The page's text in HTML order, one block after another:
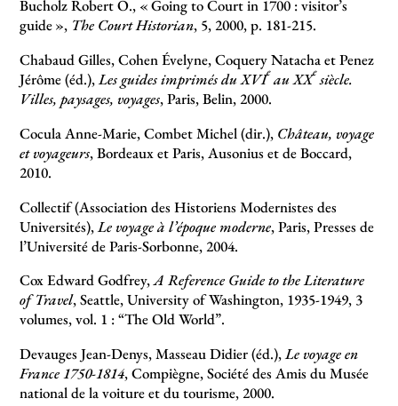
Bucholz Robert O., «Going to Court in 1700 : visitor’s
guide», The Court Historian, 5, 2000, p. 181-215.
Chabaud Gilles, Cohen Évelyne, Coquery Natacha et Penez
Jérôme (éd.),Les guides imprimés du XVIeau XXesiècle.
Villes, paysages, voyages, Paris, Belin, 2000.
Cocula Anne-Marie, Combet Michel (dir.), Château, voyage
et voyageurs, Bordeaux et Paris, Ausonius et de Boccard,
2010.
Collectif (Association des Historiens Modernistes des
Universités),Le voyage à l’époque moderne, Paris, Presses de
l’Université de Paris-Sorbonne, 2004.
Cox Edward Godfrey,A Reference Guide to the Literature
of Travel, Seattle, University of Washington, 1935-1949, 3
volumes, vol. 1 : “The Old World”.
Devauges Jean-Denys, Masseau Didier (éd.),Le voyage en
France 1750-1814, Compiègne, Société des Amis du Musée
national de la voiture et du tourisme, 2000.